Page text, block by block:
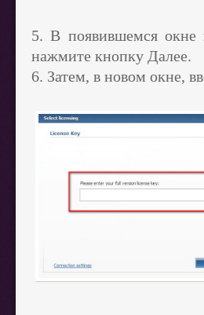
5. В появившемся
нажмите кнопку Далее.
6. Затем, в новом окне,